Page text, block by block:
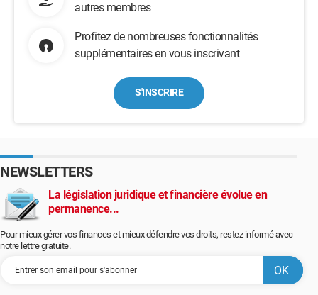
autres membres
Profitez de nombreuses fonctionnalités
supplémentaires en vous inscrivant
S'INSCRIRE
NEWSLETTERS
La législation juridique et financière évolue en
permanence...
Pour mieux gérer vos finances et mieux défendre vos droits, restez informé avec
notre lettre gratuite.